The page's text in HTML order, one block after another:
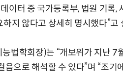
이터 중 국가등록부, 법원 기록,
지 않다고 상세히 명시했다”고
법학회장)는 “개보위가 지난 7
으로 해석할 수 있다”며 “조기